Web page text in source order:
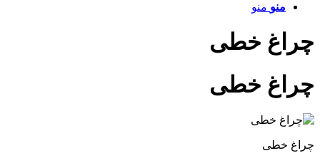
منو منو
چراغ خطی
چراغ خطی
چراغ خطی